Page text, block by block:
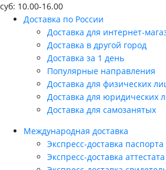
суб: 10.00-16.00
Доставка по России
Доставка для интернет-
Доставка в другой город
Доставка за 1 день
Популярные направления
Доставка для физических
Доставка для юридических
Доставка для самозанятых
Международная доставка
Экспресс-доставка паспорта
Экспресс-доставка аттестата